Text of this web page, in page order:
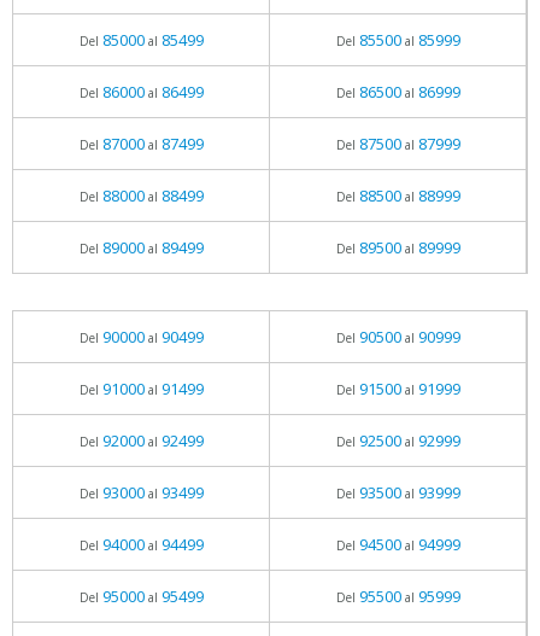
Del 85000al 85499 Del 85500al 85999
Del 86000al 86499 Del 86500al 86999
Del 87000al 87499 Del 87500al 87999
Del 88000al 88499 Del 88500al 88999
Del 89000al 89499 Del 89500al 89999
Del 90000al 90499 Del 90500al 90999
Del 91000al 91499 Del 91500al 91999
Del 92000al 92499 Del 92500al 92999
Del 93000al 93499 Del 93500al 93999
Del 94000al 94499 Del 94500al 94999
Del 95000al 95499 Del 95500al 95999